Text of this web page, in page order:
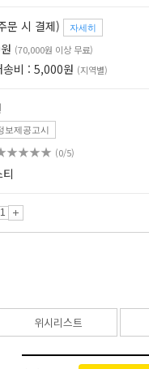
문 시 결제) 자세히
(70,000원 이상 무료)
송비 : 5,000원 (지역별)
보제공고시
(0/5)
위시리스트